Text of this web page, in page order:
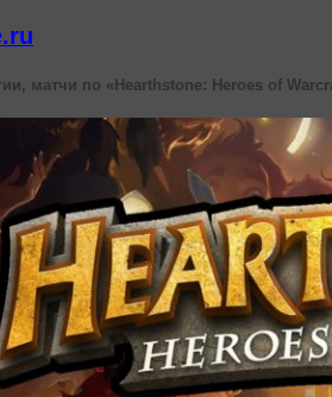
матчи по «Hearthstone: Heroes of